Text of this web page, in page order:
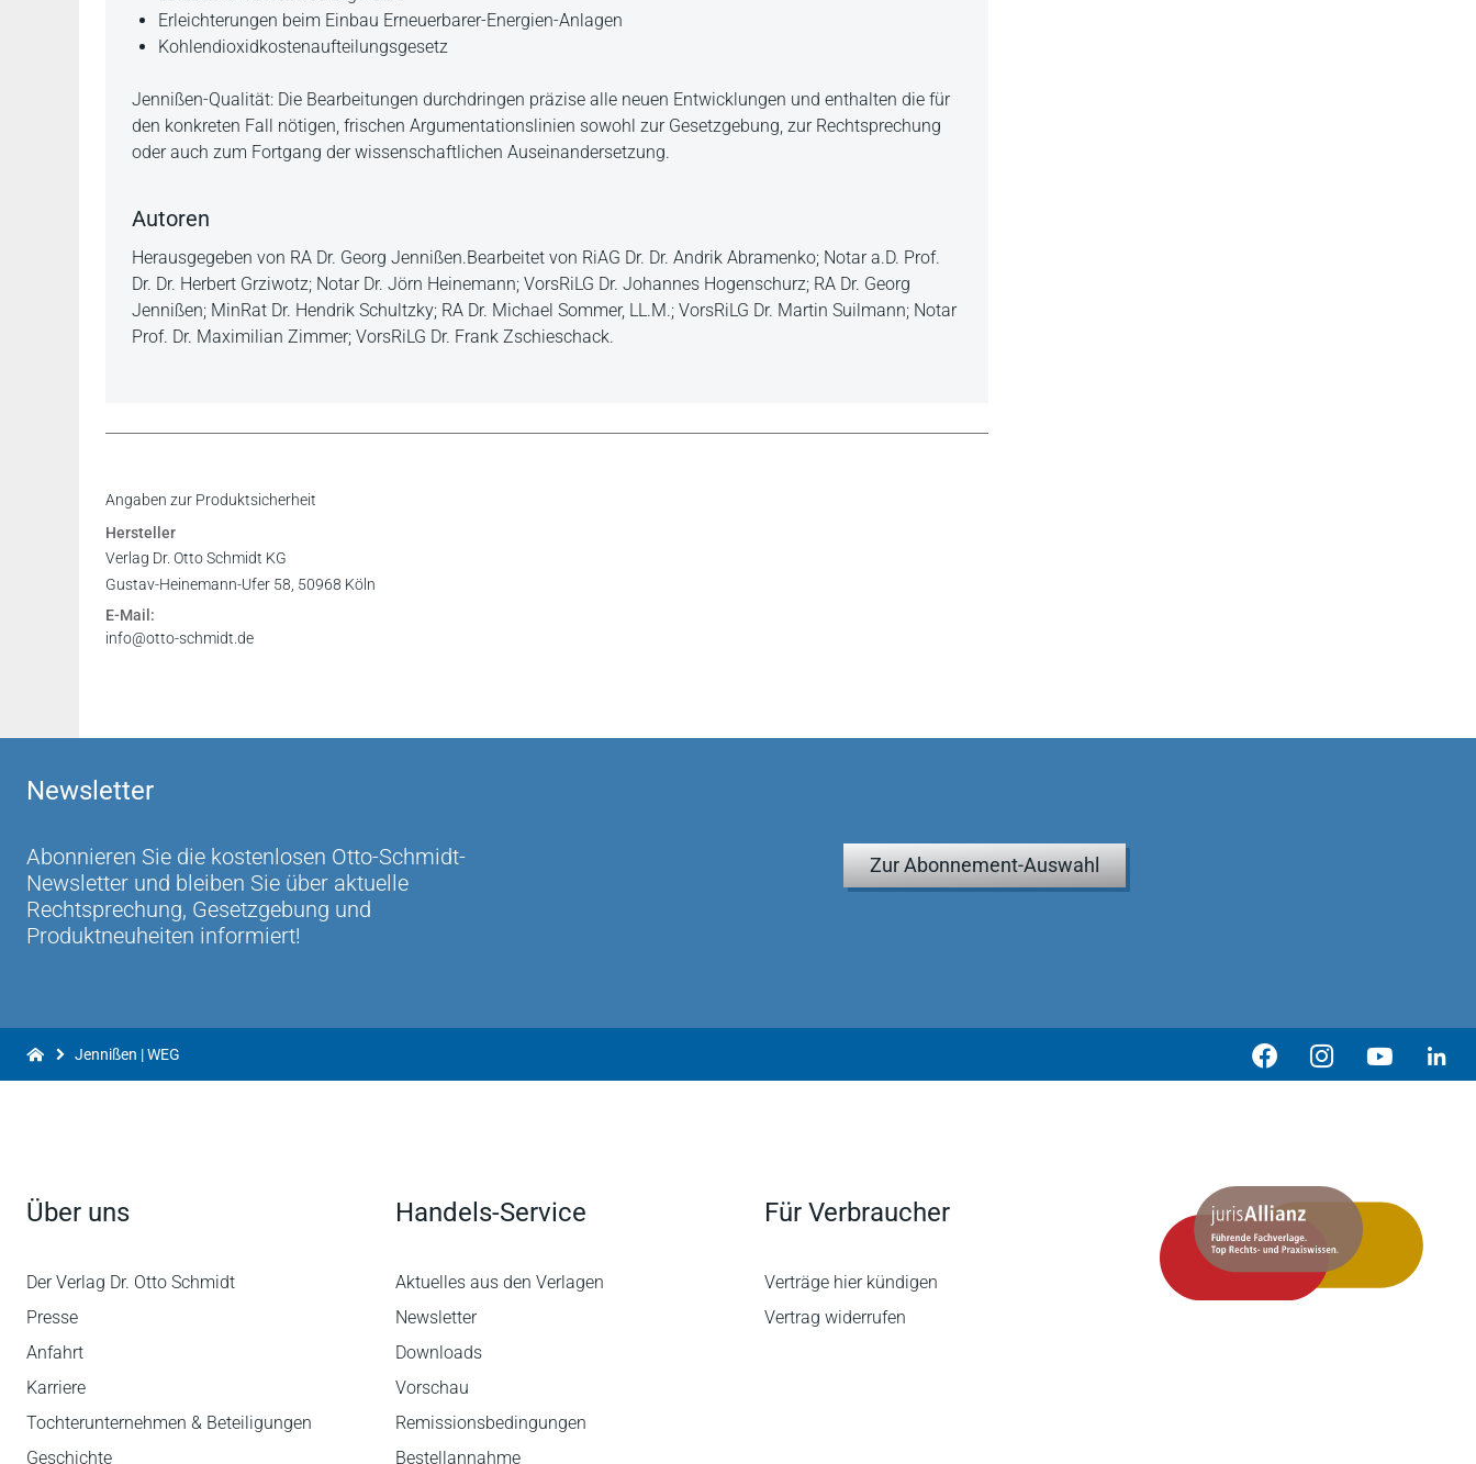
Erleichterungen beim Einbau Erneuerbarer-Energien-Anlagen
Kohlendioxidkostenaufteilungsgesetz
Jennißen-Qualität: Die Bearbeitungen durchdringen präzise alle neuen Entwicklungen und enthalten die für
den konkreten Fall nötigen, frischen Argumentationslinien sowohl zur Gesetzgebung, zur Rechtsprechung
oder auch zum Fortgang der wissenschaftlichen Auseinandersetzung.
Autoren
Herausgegeben von RA Dr. Georg Jennißen.Bearbeitet von RiAG Dr. Dr. Andrik Abramenko; Notar a.D. Prof.
Dr. Dr. Herbert Grziwotz; Notar Dr. Jörn Heinemann; VorsRiLG Dr. Johannes Hogenschurz; RA Dr. Georg
Jennißen; MinRat Dr. Hendrik Schultzky; RA Dr. Michael Sommer, LL.M.; VorsRiLG Dr. Martin Suilmann; Notar
Prof. Dr. Maximilian Zimmer; VorsRiLG Dr. Frank Zschieschack.
Angaben zur Produktsicherheit
Hersteller
Verlag Dr. Otto Schmidt KG
Gustav-Heinemann-Ufer 58, 50968 Köln
E-Mail:
info@otto-schmidt.de
Newsletter
Abonnieren Sie die kostenlosen Otto-Schmidt-
Newsletter und bleiben Sie über aktuelle
Rechtsprechung, Gesetzgebung und
Produktneuheiten informiert!
Zur Abonnement-Auswahl
Jennißen | WEG
Über uns
Der Verlag Dr. Otto Schmidt
Presse
Anfahrt
Karriere
Tochterunternehmen & Beteiligungen
Geschichte
Handels-Service
Aktuelles aus den Verlagen
Newsletter
Downloads
Vorschau
Remissionsbedingungen
Bestellannahme
Für Verbraucher
Verträge hier kündigen
Vertrag widerrufen